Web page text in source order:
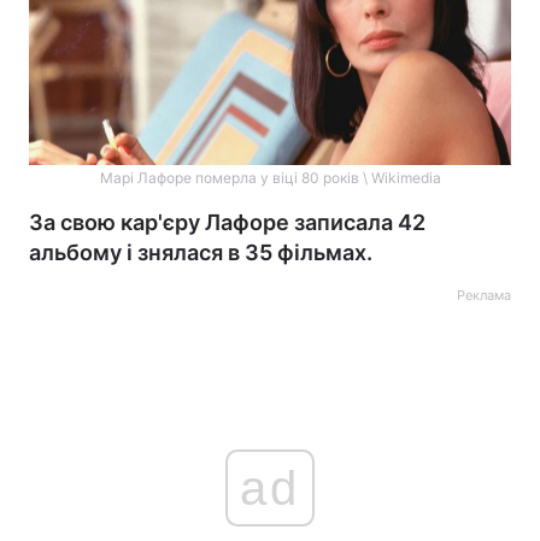
Марі Лафоре померла у віці 80 років \ Wikimedia
За свою кар'єру Лафоре записала 42
альбому і знялася в 35 фільмах.
Реклама
ad